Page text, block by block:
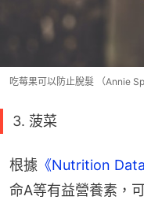
吃莓果可以防止脫髮 （Annie
3. 菠菜
根據 《Nutrition Data
命A等有益營養素，